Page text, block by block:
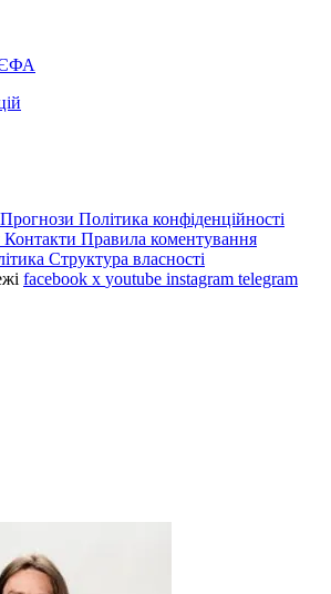
Прогнози Політика конфіденційності
Контакти Правила коментування
Структура власності
facebook x youtube instagram telegram